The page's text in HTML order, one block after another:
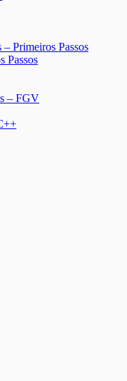
Passos